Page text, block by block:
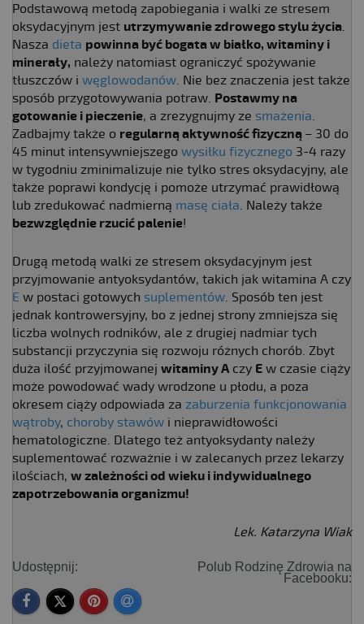
Podstawową metodą zapobiegania i walki ze stresem
oksydacyjnym jest utrzymywanie zdrowego stylu życia.
Nasza dieta powinna być bogata w białko, witaminy i
minerały, należy natomiast ograniczyć spożywanie
tłuszczów i węglowodanów. Nie bez znaczenia jest także
sposób przygotowywania potraw. Postawmy na
gotowanie i pieczenie, a zrezygnujmy ze smażenia.
Zadbajmy także o regularną aktywność fizyczną – 30 do
45 minut intensywniejszego wysiłku fizycznego 3-4 razy
w tygodniu zminimalizuje nie tylko stres oksydacyjny, ale
także poprawi kondycję i pomoże utrzymać prawidłową
lub zredukować nadmierną masę ciała. Należy także
bezwzględnie rzucić palenie!
Drugą metodą walki ze stresem oksydacyjnym jest
przyjmowanie antyoksydantów, takich jak witamina A czy
E w postaci gotowych suplementów. Sposób ten jest
jednak kontrowersyjny, bo z jednej strony zmniejsza się
liczba wolnych rodników, ale z drugiej nadmiar tych
substancji przyczynia się rozwoju różnych chorób. Zbyt
duża ilość przyjmowanej witaminy Aczy E w czasie ciąży
może powodować wady wrodzone u płodu, a poza
okresem ciąży odpowiada za zaburzenia funkcjonowania
wątroby, choroby stawów i nieprawidłowości
hematologiczne. Dlatego też antyoksydanty należy
suplementować rozważnie i w zalecanych przez lekarzy
ilościach, w zależności od wieku i indywidualnego
zapotrzebowania organizmu!
Lek. Katarzyna Wiak
Udostępnij:
Polub Rodzinę Zdrowia na
Facebooku: